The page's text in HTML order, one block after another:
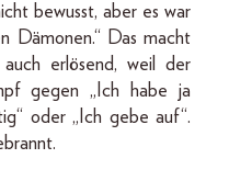
bewusst, aber es war
Dämonen.“ Das macht
erlösend, weil der
gegen „Ich habe ja
oder „Ich gebe auf“.